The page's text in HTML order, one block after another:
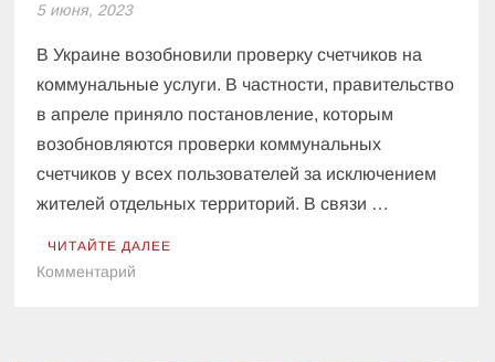
5 июня, 2023
В Украине возобновили проверку счетчиков на
коммунальные услуги. В частности, правительство
в апреле приняло постановление, которым
возобновляются проверки коммунальных
счетчиков у всех пользователей за исключением
жителей отдельных территорий. В связи …
ЧИТАЙТЕ ДАЛЕЕ
Комментарий